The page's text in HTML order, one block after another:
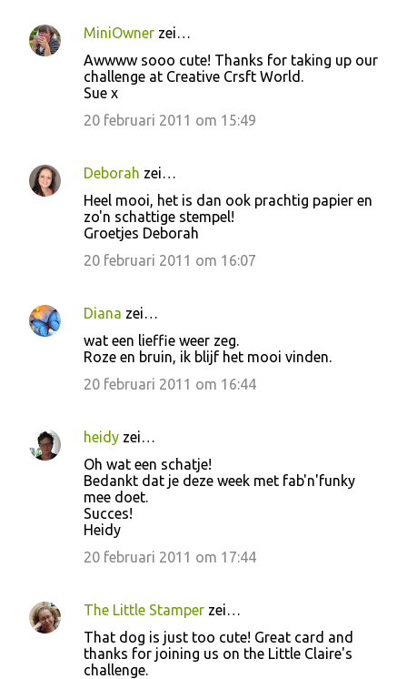
e
MiniOwner zei…
Awwww sooo cute! Thanks for taking up our
challenge at Creative Crsft World.
Sue x
20 februari 2011 om 15:49
Deborah zei…
Heel mooi, het is dan ook prachtig papier en
zo'n schattige stempel!
Groetjes Deborah
20 februari 2011 om 16:07
Diana zei…
wat een lieffie weer zeg.
Roze en bruin, ik blijf het mooi vinden.
20 februari 2011 om 16:44
heidy zei…
Oh wat een schatje!
Bedankt dat je deze week met fab'n'funky
mee doet.
Succes!
Heidy
20 februari 2011 om 17:44
The Little Stamper zei…
That dog is just too cute! Great card and
thanks for joining us on the Little Claire's
challenge.